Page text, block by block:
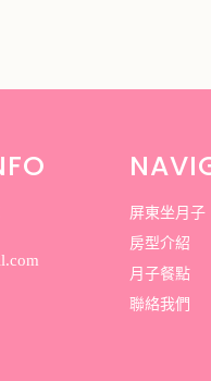
屏東坐月子
房型介紹
月子餐點
聯絡我們